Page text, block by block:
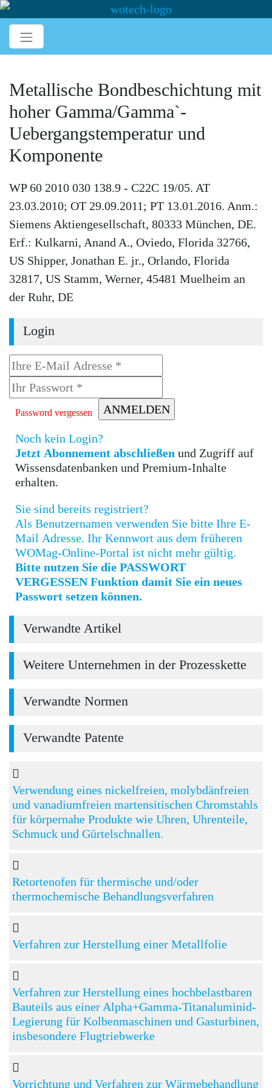
Metallische Bondbeschichtung mit
hoher Gamma/Gamma`-
Uebergangstemperatur und
Komponente
WP 60 2010 030 138.9 - C22C 19/05. AT
23.03.2010; OT 29.09.2011; PT 13.01.2016. Anm.:
Siemens Aktiengesellschaft, 80333 München, DE.
Erf.: Kulkarni, Anand A., Oviedo, Florida 32766,
US Shipper, Jonathan E. jr., Orlando, Florida
32817, US Stamm, Werner, 45481 Muelheim an
der Ruhr, DE
Login
Password vergessen
Noch kein Login?
Jetzt Abonnement abschließen
Wissensdatenbanken und Premium-Inhalte
erhalten.
Sie sind bereits registriert?
Als Benutzernamen verwenden Sie bitte Ihre E-
Mail Adresse. Ihr Kennwort aus dem früheren
WOMag-Online-Portal ist nicht mehr gültig.
Bitte nutzen Sie die PASSWORT
VERGESSEN Funktion damit Sie ein neues
Passwort setzen können.
Verwandte Artikel
Weitere Unternehmen in der Prozesskette
Verwandte Normen
Verwandte Patente
Verwendung eines nickelfreien, molybdänfreien
und vanadiumfreien martensitischen Chromstahls
für körpernahe Produkte wie Uhren, Uhrenteile,
Schmuck und Gürtelschnallen.
Retortenofen für thermische und/oder
thermochemische Behandlungsverfahren
Verfahren zur Herstellung einer Metallfolie
Verfahren zur Herstellung eines hochbelastbaren
Bauteils aus einer Alpha+Gamma-Titanaluminid-
Legierung für Kolbenmaschinen und Gasturbinen,
insbesondere Flugtriebwerke
Vorrichtung und Verfahren zur Wärmebehandlung